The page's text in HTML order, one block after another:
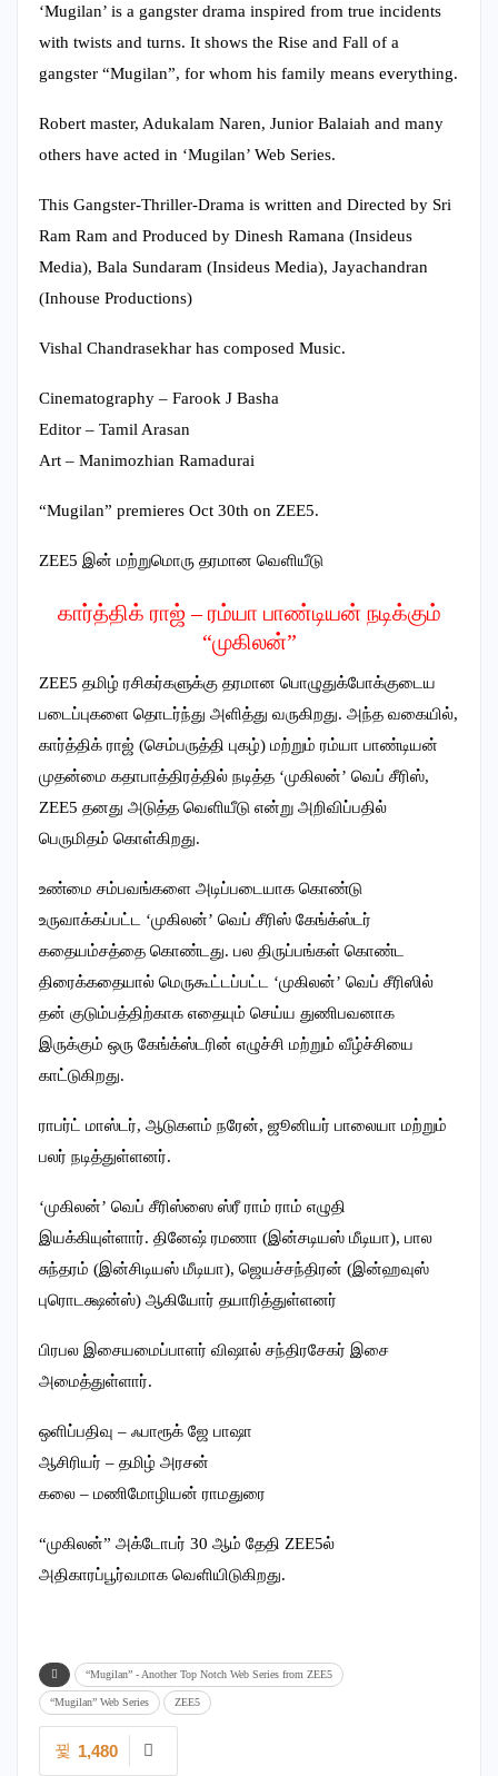
‘Mugilan’ is a gangster drama inspired from true incidents
with twists and turns. It shows the Rise and Fall of a
gangster “Mugilan”, for whom his family means everything.
Robert master, Adukalam Naren, Junior Balaiah and many
others have acted in ‘Mugilan’ Web Series.
This Gangster-Thriller-Drama is written and Directed by Sri
Ram Ram and Produced by Dinesh Ramana (Insideus
Media), Bala Sundaram (Insideus Media), Jayachandran
(Inhouse Productions)
Vishal Chandrasekhar has composed Music.
Cinematography – Farook J Basha
Editor – Tamil Arasan
Art – Manimozhian Ramadurai
“Mugilan” premieres Oct 30th on ZEE5.
ZEE5 இன் மற்றுமொரு தரமான வெளியீடு
கார்த்திக் ராஜ் – ரம்யா பாண்டியன் நடிக்கும்
“முகிலன்”
ZEE5 தமிழ் ரசிகர்களுக்கு தரமான பொழுதுக்போக்குடைய
படைப்புகளை தொடர்ந்து அளித்து வருகிறது. அந்த வகையில்,
கார்த்திக் ராஜ் (செம்பருத்தி புகழ்) மற்றும் ரம்யா பாண்டியன்
முதன்மை கதாபாத்திரத்தில் நடித்த ‘முகிலன்’ வெப் சீரிஸ்,
ZEE5 தனது அடுத்த வெளியீடு என்று அறிவிப்பதில்
பெருமிதம் கொள்கிறது.
உண்மை சம்பவங்களை அடிப்படையாக கொண்டு
உருவாக்கப்பட்ட ‘முகிலன்’ வெப் சீரிஸ் கேங்க்ஸ்டர்
கதையம்சத்தை கொண்டது. பல திருப்பங்கள் கொண்ட
திரைக்கதையால் மெருகூட்டப்பட்ட ‘முகிலன்’ வெப் சீரிஸில்
தன் குடும்பத்திற்காக எதையும் செய்ய துணிபவனாக
இருக்கும் ஒரு கேங்க்ஸ்டரின் எழுச்சி மற்றும் வீழ்ச்சியை
காட்டுகிறது.
ராபர்ட் மாஸ்டர், ஆடுகளம் நரேன், ஜூனியர் பாலையா மற்றும்
பலர் நடித்துள்ளனர்.
‘முகிலன்’ வெப் சீரிஸ்ஸை ஸ்ரீ ராம் ராம் எழுதி
இயக்கியுள்ளார். தினேஷ் ரமணா (இன்சடியஸ் மீடியா), பால
சுந்தரம் (இன்சிடியஸ் மீடியா), ஜெயச்சந்திரன் (இன்ஹவுஸ்
புரொடக்ஷன்ஸ்) ஆகியோர் தயாரித்துள்ளனர்
பிரபல இசையமைப்பாளர் விஷால் சந்திரசேகர் இசை
அமைத்துள்ளார்.
ஒளிப்பதிவு – ஃபாரூக் ஜே பாஷா
ஆசிரியர் – தமிழ் அரசன்
கலை – மணிமோழியன் ராமதுரை
“முகிலன்” அக்டோபர் 30 ஆம் தேதி ZEE5ல்
அதிகாரப்பூர்வமாக வெளியிடுகிறது.
“Mugilan” - Another Top Notch Web Series from ZEE5
“Mugilan” Web Series ZEE5
1,480